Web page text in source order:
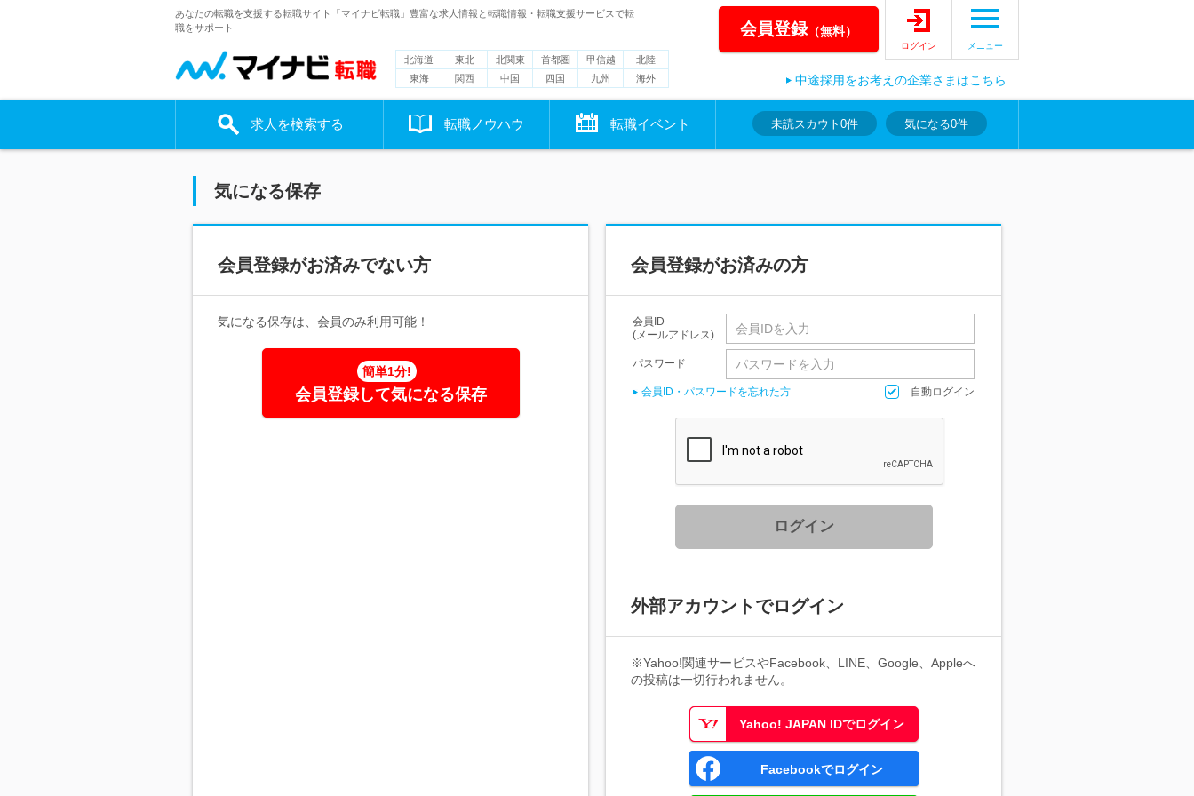
あなたの転職を支援する転職サイト「マイナビ転職」豊富な求人情報と転職情報・転職支援サービスで転
職をサポート
北海道 東北 北関東 首都圏 甲信越
北陸
東海
関西 中国 四国 九州 海外
会員登録（無料）
ログイン メニュー
中途採用をお考えの企業さまはこちら
求人を検索する 転職ノウハウ 転職イベント 未読スカウト 0件 気になる0件
気になる保存
会員登録がお済みでない方
気になる保存は、会員のみ利用可能！
簡単1分!
会員登録して気になる保存
会員登録がお済みの方
会員ID
(メールアドレス)
パスワード
会員ID・パスワードを忘れた方 自動ログイン
ログイン
外部アカウントでログイン
※Yahoo!関連サービスやFacebook、LINE、Google、Appleへ
の投稿は一切行われません。
Yahoo! JAPAN IDでログイン
Facebookでログイン